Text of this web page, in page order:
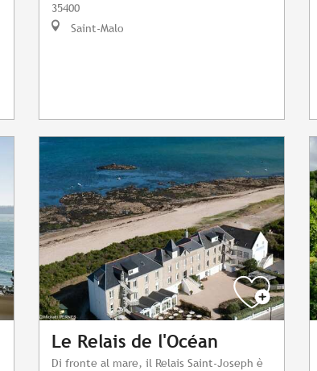
35400
Saint-Malo
Le Relais de l'Océan
Di fronte al mare, il Relais Saint-Joseph è